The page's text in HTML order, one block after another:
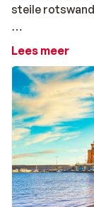
steile
Om naar Rio
Piombino -
dichtst bij de
ongeveer 45
mee te nemen
van tevoren te
Lees meer